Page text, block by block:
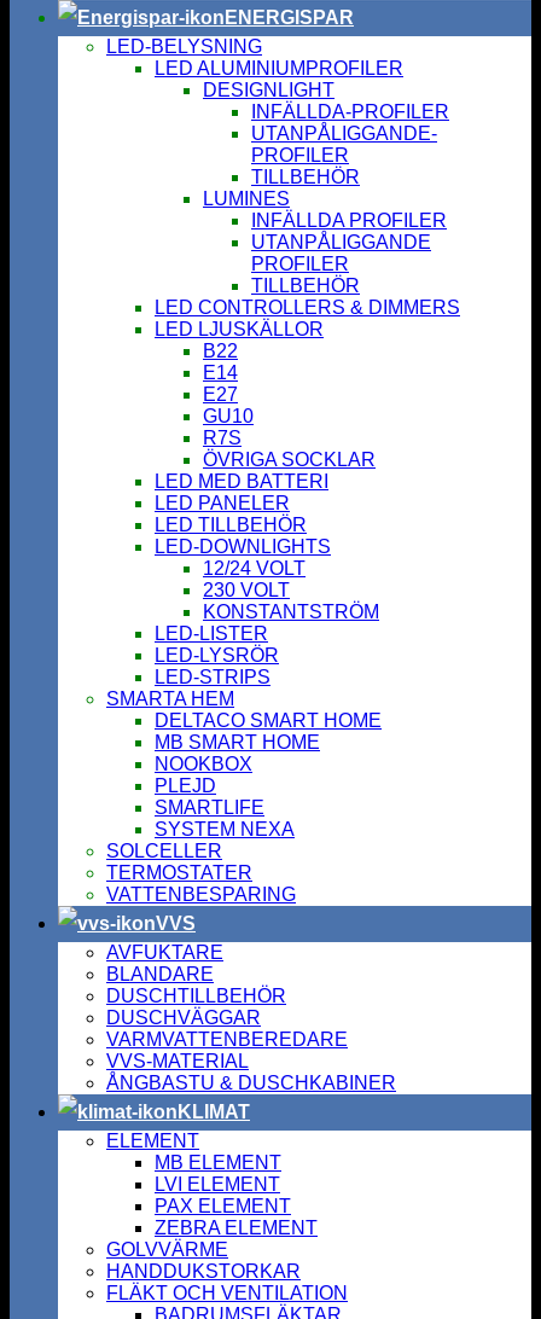
ENERGISPAR
LED-BELYSNING
LED ALUMINIUMPROFILER
DESIGNLIGHT
INFÄLLDA-PROFILER
UTANPÅLIGGANDE-
PROFILER
TILLBEHÖR
LUMINES
INFÄLLDA PROFILER
UTANPÅLIGGANDE
PROFILER
TILLBEHÖR
LED CONTROLLERS & DIMMERS
LED LJUSKÄLLOR
B22
E14
E27
GU10
R7S
ÖVRIGA SOCKLAR
LED MED BATTERI
LED PANELER
LED TILLBEHÖR
LED-DOWNLIGHTS
12/24 VOLT
230 VOLT
KONSTANTSTRÖM
LED-LISTER
LED-LYSRÖR
LED-STRIPS
SMARTA HEM
DELTACO SMART HOME
MB SMART HOME
NOOKBOX
PLEJD
SMARTLIFE
SYSTEM NEXA
SOLCELLER
TERMOSTATER
VATTENBESPARING
VVS
AVFUKTARE
BLANDARE
DUSCHTILLBEHÖR
DUSCHVÄGGAR
VARMVATTENBEREDARE
VVS-MATERIAL
ÅNGBASTU & DUSCHKABINER
KLIMAT
ELEMENT
MB ELEMENT
LVI ELEMENT
PAX ELEMENT
ZEBRA ELEMENT
GOLVVÄRME
HANDDUKSTORKAR
FLÄKT OCH VENTILATION
BADRUMSFLÄKTAR